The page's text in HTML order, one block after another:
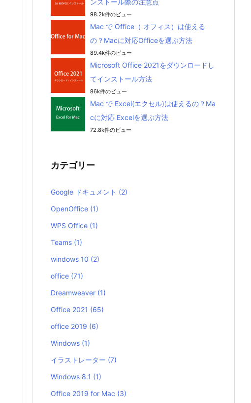
ンストール際の注意点
98.2k件のビュー
Mac で Office（ オフィス）は使える
の？Macに対応Officeを選ぶ方法
89.4k件のビュー
Microsoft Office 2021をダウンロードし
てインストール方法
86k件のビュー
Mac で Excel(エクセル)は使えるの？Ma
cに対応 Excelを選ぶ方法
72.8k件のビュー
カテゴリー
Google ドキュメント (2)
OpenOffice (1)
WPS Office (1)
Teams (1)
windows 10 (2)
office (71)
Dreamweaver (1)
Office 2021 (65)
office 2019 (6)
Windows (1)
イラストレーター (7)
Windows 8.1 (1)
Office 2019 for Mac (3)